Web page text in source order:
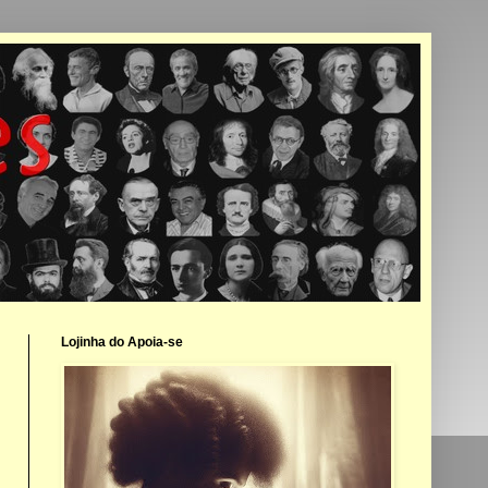
Lojinha do Apoia-se